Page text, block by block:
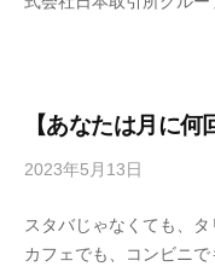
f
4
【あなたは月に何
2023年5月13日
4
6
スタバじゃなくても、
カフェでも、コンビニ